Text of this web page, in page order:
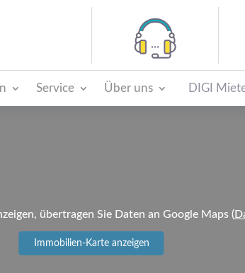
Service Über uns DIGI
übertragen Sie Daten an Google Maps (
Immobilien-Karte anzeigen